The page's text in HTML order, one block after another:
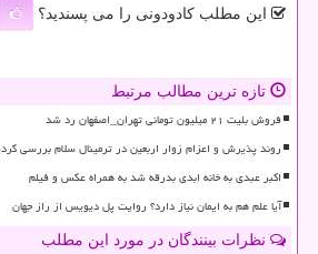
این مطلب کادودونی را می پسندید؟
تازه ترین مطالب مرتبط
فروش بلیت ۲۱ میلیون تومانی تهران_اصفهان رد شد
روند پذیرش و اعزام زوار اربعین در ترمینال سلام بررسی
اکبر عبدی به خانه ابدی بدرقه شد به همراه عکس و فیلم
آیا علم هم به ایمان نیاز دارد؟ روایت پل دیویس از راز جهان
نظرات بینندگان در مورد این مطلب